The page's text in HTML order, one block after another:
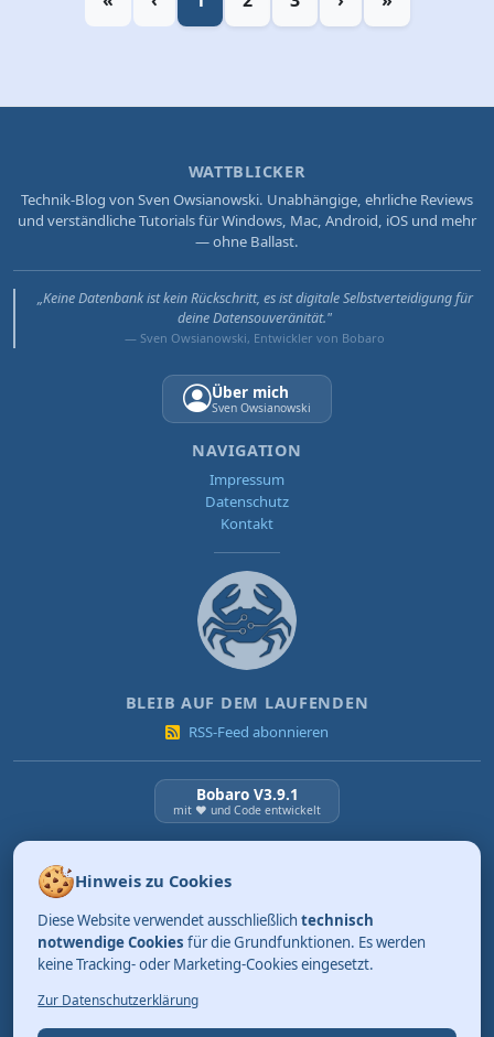
WATTBLICKER
Technik-Blog von Sven Owsianowski. Unabhängige, ehrliche Reviews
und verständliche Tutorials für Windows, Mac, Android, iOS und mehr
— ohne Ballast.
„Keine Datenbank ist kein Rückschritt, es ist digitale Selbstverteidigung für
deine Datensouveränität."
— Sven Owsianowski, Entwickler von Bobaro
Über mich
Sven Owsianowski
NAVIGATION
Impressum
Datenschutz
Kontakt
BLEIB AUF DEM LAUFENDEN
RSS-Feed abonnieren
Bobaro V3.9.1
mit ❤️ und Code entwickelt
03.08.2026
Review: Tidy. Aufräumen kann so einfach sein.
01.08.2026
Hinweis zu Cookies
Diese Website verwendet ausschließlichtechnisch
notwendige Cookies für die Grundfunktionen. Es werden
keine Tracking- oder Marketing-Cookies eingesetzt.
Zur Datenschutzerklärung